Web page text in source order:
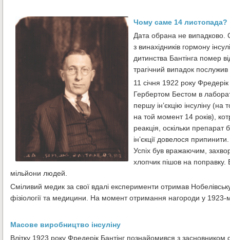
Чому саме 14 листопада?
Дата обрана не
з винахідників гормону
дитинства Бантінга помер
трагічний випадок
11 січня 1922 року
Гербертом Бестом в
першу ін’єкцію інсуліну
на той момент 14 років),
реакція, оскільки
ін’єкції довелося
Успіх був вражаючим,
хлопчик пішов на поправку.
мільйони людей.
Сміливий медик за свої вдалі експерименти отримав
фізіології та медицини. На момент отримання нагороди у 1923-
Масове виробництво інсуліну
Влітку 1923 року Фредерік Бантінг познайомився з